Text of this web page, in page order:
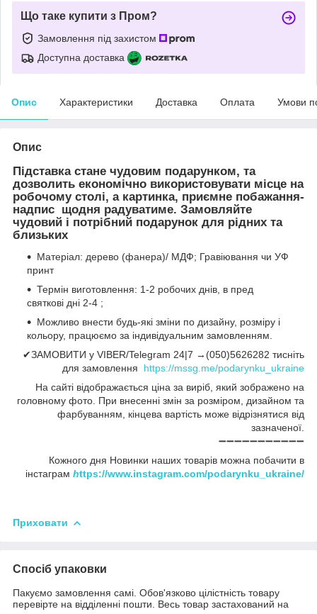
Що таке купити з Пром?
Замовлення під захистом
Доступна доставка
Опис Характеристики Доставка Оплата Умови
Опис
Підставка стане чудовим подарунком, та
дозволить економічно використовувати місце на
робочому столі, а картинка, приємне побажання-
надпис щодня радуватиме. Замовляйте
чудовий і потрібний подарунок для рідних та
близьких
Матеріал: дерево (фанера)/ МДФ; Гравіювання чи УФ
принт
Термін виготовлення: 1-2 робочих днів, в пред
святкові дні 2-4 ;
Можливо внести будь-які зміни по дизайну, розміру і
кольору, працюємо за індивідуальним замовленням.
✔ЗАМОВИТИ у VIBER/Telegram 24|7 →(050)5626282 тисніть
для замовлення https://mssg.me/podarynku_ukraine
На сайті відображається ціна за виріб, який зображено на
головному фото. При внесенні змін за розміром, дизайном та
фарбуванням, кінцева вартість може відрізнятися від
зазначеної.
➖➖➖➖➖➖➖➖➖➖➖
Кожного дня Новинки наших товарів можна побачити в
інстаграм https://www.instagram.com/podarynku_ukraine/
Приховати
Спосіб упаковки
Пакуємо замовлення самі. Обов'язково цілістність товару
перевірте на відділенні пошти. Весь товар застахований на